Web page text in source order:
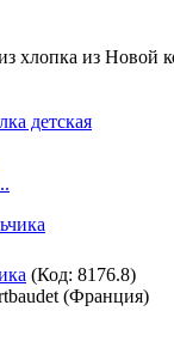
хлопка из Новой
детская
(Код: 8176.8)
(Франция)